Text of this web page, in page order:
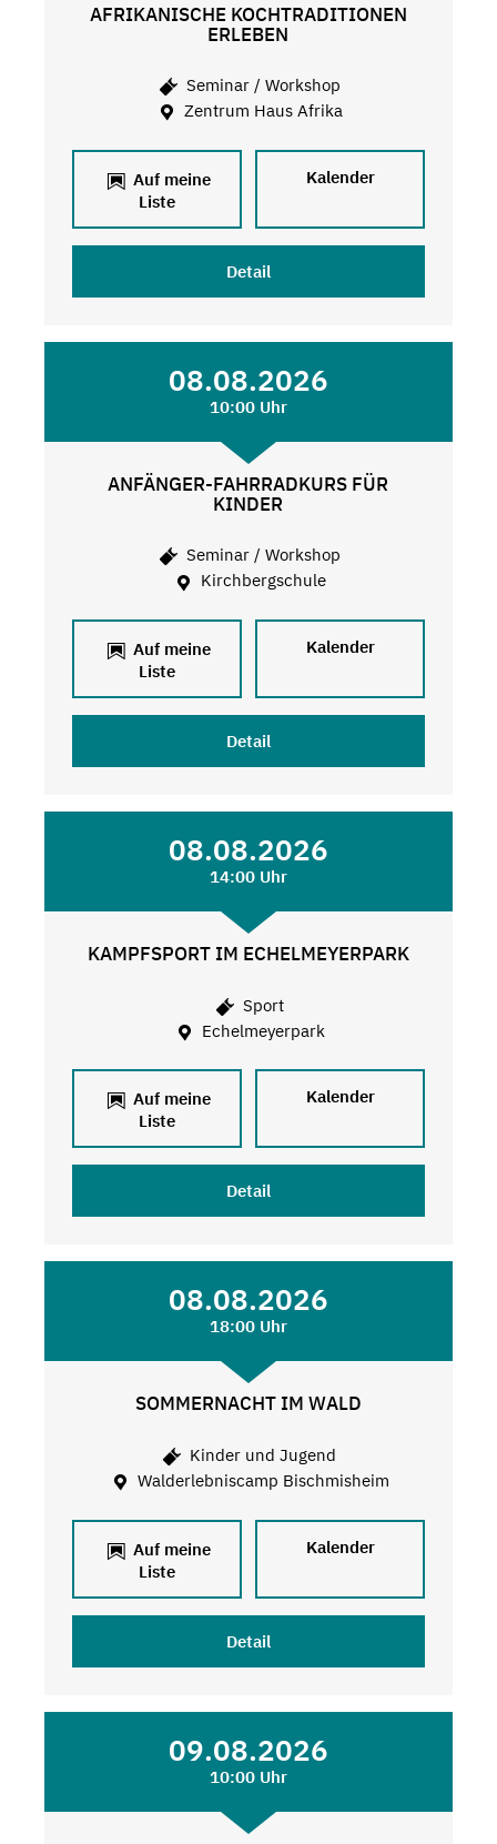
AFRIKANISCHE KOCHTRADITIONEN
ERLEBEN
Seminar / Workshop
Zentrum Haus Afrika
Auf meine
Liste
Kalender
Detail
08.08.2026
10:00 Uhr
ANFÄNGER-FAHRRADKURS FÜR
KINDER
Seminar / Workshop
Kirchbergschule
Auf meine
Liste
Kalender
Detail
08.08.2026
14:00 Uhr
KAMPFSPORT IM ECHELMEYERPARK
Sport
Echelmeyerpark
Auf meine
Liste
Kalender
Detail
08.08.2026
18:00 Uhr
SOMMERNACHT IM WALD
Kinder und Jugend
Walderlebniscamp Bischmisheim
Auf meine
Liste
Kalender
Detail
09.08.2026
10:00 Uhr